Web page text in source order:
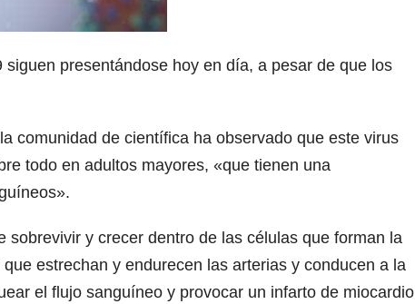
presentándose hoy en día, a pesar de que los
comunidad de científica ha observado que este virus
todo en adultos mayores, «que tienen una
y crecer dentro de las células que forman la
estrechan y endurecen las arterias y conducen a la
el flujo sanguíneo y provocar un infarto de miocardio